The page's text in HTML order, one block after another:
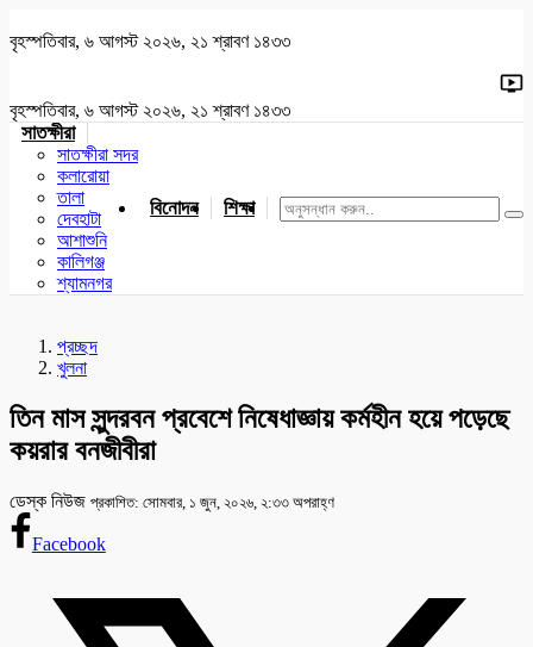
বৃহস্পতিবার, ৬ আগস্ট ২০২৬, ২১ শ্রাবণ ১৪৩৩
বৃহস্পতিবার, ৬ আগস্ট ২০২৬, ২১ শ্রাবণ ১৪৩৩
সাতক্ষীরা
সাতক্ষীরা সদর
কলারোয়া
তালা
দেবহাটা
আশাশুনি
কালিগঞ্জ
শ্যামনগর
বিনোদন শিক্ষা খেলাধুলা জাতীয় যশোর
প্রচ্ছদ
খুলনা
তিন মাস সুন্দরবন প্রবেশে নিষেধাজ্ঞায় কর্মহীন হয়ে পড়েছে
কয়রার বনজীবীরা
ডেস্ক নিউজ প্রকাশিত: সোমবার, ১ জুন, ২০২৬, ২:৩৩ অপরাহ্ণ
Facebook